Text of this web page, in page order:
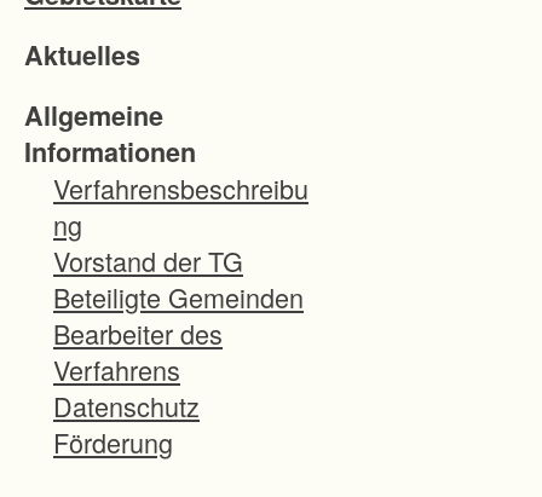
Aktuelles
Allgemeine
Informationen
Verfahrensbeschreibu
ng
Vorstand der TG
Beteiligte Gemeinden
Bearbeiter des
Verfahrens
Datenschutz
Förderung